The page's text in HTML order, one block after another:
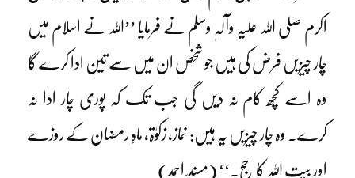
اکرم صلی اللہ علیہ وآلہٖ وسلم نے فرمایا ’’اللہ نے اسلام میں
چار چیزیں فرض کی ہیں جو شخص ان میں سے تین ادا کرے گا
وہ اسے کچھ کام نہ دیں گی جب تک کہ پوری چار ادا نہ
کرے۔ وہ چار چیزیں یہ ہیں: نماز، زکوٰۃ، ماہِ رمضان کے روزے
اور بیت اللہ کا حج۔‘‘ (مسند ِ احمد)